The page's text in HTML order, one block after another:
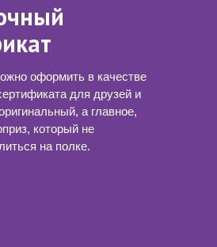
оформить в качестве
для друзей и
а главное,
который не
на полке.